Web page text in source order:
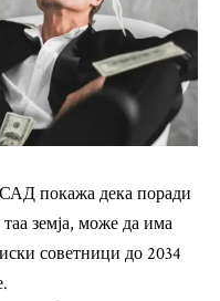
САД покажа дека поради
земја, може да има
советници до 2034